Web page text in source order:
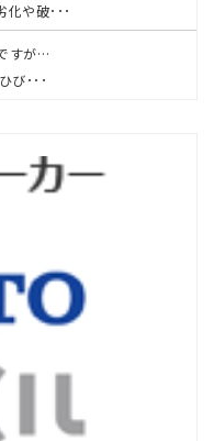
化や破･･･
すが…
び･･･